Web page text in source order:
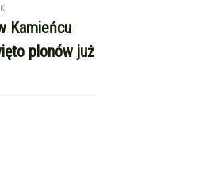
Kamieńcu
plonów już